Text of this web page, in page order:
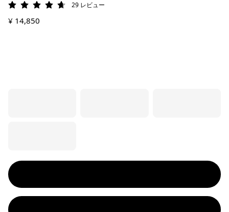
評価: 4.7 / 5
29 レビュー
¥ 14,850